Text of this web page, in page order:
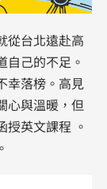
從台北遠赴高
自己的不足。
幸落榜。高見
心與溫暖，但
英文課程 。